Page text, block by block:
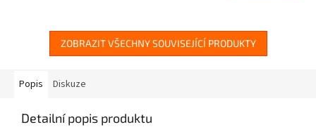
ZOBRAZIT VŠECHNY SOUVISEJÍCÍ PRODUKTY
Popis Diskuze
Detailní popis produktu